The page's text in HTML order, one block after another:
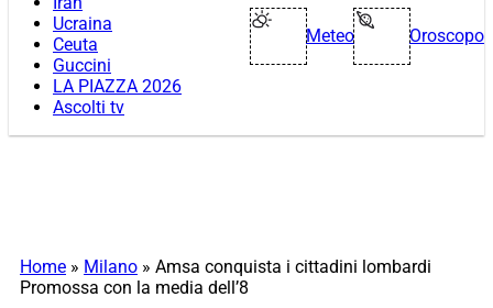
Ucraina
Ceuta
Guccini
LA PIAZZA 2026
Ascolti tv
Meteo Oroscopo
Home » Milano » Amsa conquista i cittadini lombardi
Promossa con la media dell’8